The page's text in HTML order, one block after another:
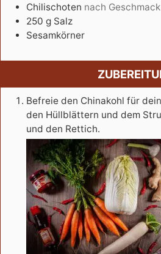
Chilischoten nach Geschmack
250 g Salz
Sesamkörner
Befreie den Chinakohl für
den Hüllblättern und dem
und den Rettich.